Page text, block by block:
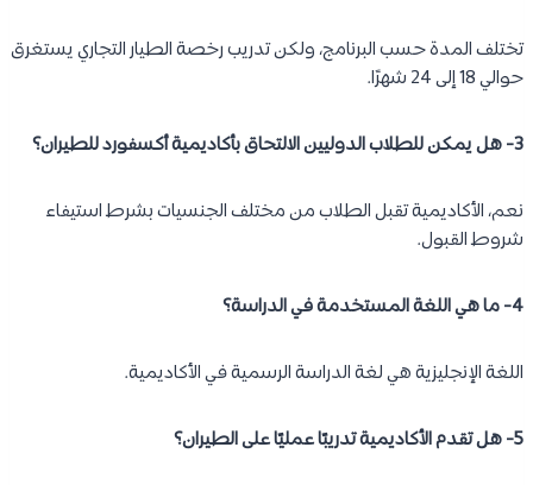
تختلف المدة حسب البرنامج، ولكن تدريب رخصة الطيار التجاري يستغرق
حوالي 18 إلى 24 شهرًا.
3- هل يمكن للطلاب الدوليين الالتحاق بأكاديمية أكسفورد للطيران؟
نعم، الأكاديمية تقبل الطلاب من مختلف الجنسيات بشرط استيفاء
شروط القبول.
4- ما هي اللغة المستخدمة في الدراسة؟
اللغة الإنجليزية هي لغة الدراسة الرسمية في الأكاديمية.
5- هل تقدم الأكاديمية تدريبًا عمليًا على الطيران؟